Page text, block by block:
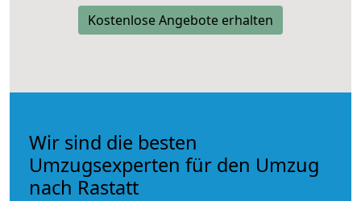
Kostenlose Angebote erhalten
Wir sind die besten
Umzugsexperten für den Umzug
nach Rastatt